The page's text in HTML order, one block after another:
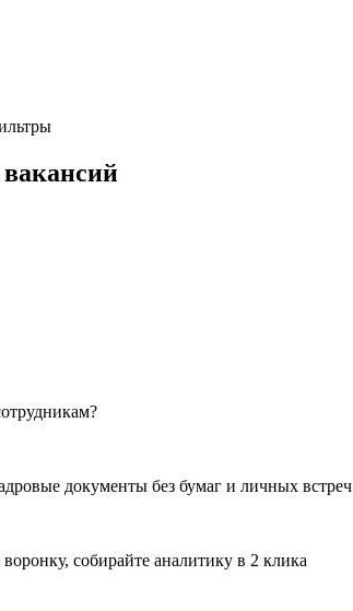
документы без бумаг и личных встреч
собирайте аналитику в 2 клика